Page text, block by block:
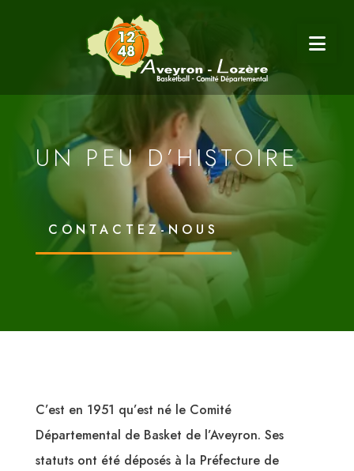
UN PEU D’HISTOIRE
CONTACTEZ-NOUS
C’est en 1951 qu’est né le Comité
Départemental de Basket de l’Aveyron. Ses
statuts ont été déposés à la Préfecture de